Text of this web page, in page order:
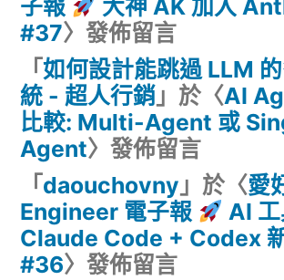
子報
大神 AK 加入
#37〉發佈留言
「 如何設計能跳過 LLM
統 - 超人行銷 」於〈AI
比較: Multi-Agent 或
Agent〉發佈留言
「 daouchovny 」於〈愛
Engineer 電子報
AI
Claude Code + Codex
#36〉發佈留言